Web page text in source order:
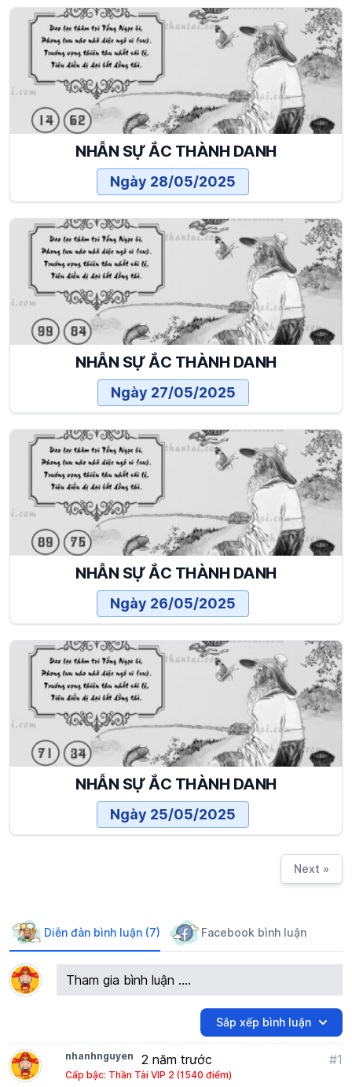
NHẪN SỰ ẮC THÀNH DANH
Ngày 28/05/2025
NHẪN SỰ ẮC THÀNH DANH
Ngày 27/05/2025
NHẪN SỰ ẮC THÀNH DANH
Ngày 26/05/2025
NHẪN SỰ ẮC THÀNH DANH
Ngày 25/05/2025
Next »
Diễn đàn bình luận (7) Facebook bình luận
Tham gia bình luận ....
Sắp xếp bình luận
nhanhnguyen 2 năm trước
Cấp bậc: Thần Tài VIP 2 (1540 điểm)
#1